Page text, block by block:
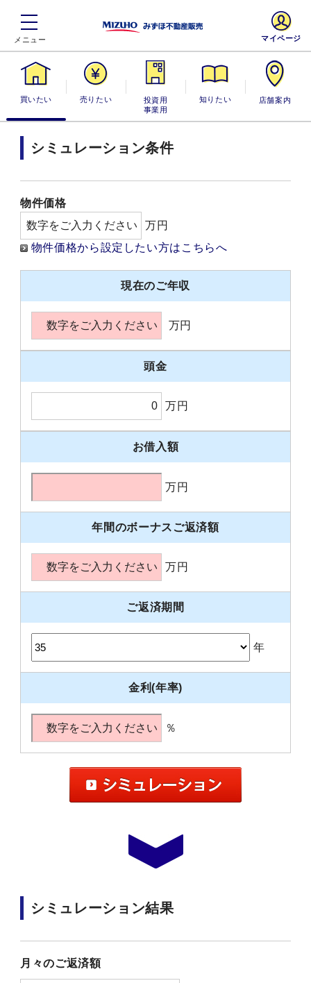
買いたい 売りたい
投資用・事業
用
知りたい 店舗案内
マイページ
シミュレーション条件
物件価格
万円
物件価格から設定したい方はこちらへ
現在のご年収
万円
頭金
万円
お借入額
万円
年間のボーナスご返済額
万円
ご返済期間
年
金利(年率)
％
シミュレーション結果
月々のご返済額